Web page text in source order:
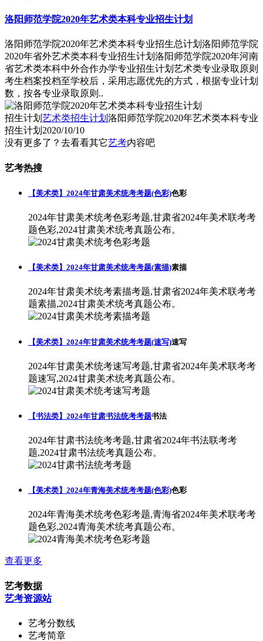
洛阳师范学院2020年艺术类本科专业招生计划
洛阳师范学院2020年艺术类本科专业招生总计划洛阳师范学院
2020年省外艺术类本科专业招生计划洛阳师范学院2020年河南
省艺术类本科中外合作办学专业招生计划艺术类专业录取原则
考生档案投档至学校后，采用志愿优先的方式，根据专业计划
数，按各专业录取原则..
招生计划 艺术类招生计划 洛阳师范学院2020年艺术类本科专业
招生计划 2020/10/10
没有更多了？去看看其它艺考内容吧
艺考热搜
【美术类】2024年甘肃美术统考考题(色彩)色彩
2024年甘肃美术统考色彩考题,甘肃省2024年美术联考考
题色彩,2024甘肃美术统考真题公布。
【美术类】2024年甘肃美术统考考题(素描)素描
2024年甘肃美术统考素描考题,甘肃省2024年美术联考考
题素描,2024甘肃美术统考真题公布。
【美术类】2024年甘肃美术统考考题(速写)速写
2024年甘肃美术统考速写考题,甘肃省2024年美术联考考
题速写,2024甘肃美术统考真题公布。
【书法类】2024年甘肃书法统考考题书法
2024年甘肃书法统考考题,甘肃省2024年书法联考考
题,2024甘肃书法统考真题公布。
【美术类】2024年青海美术统考考题(色彩)色彩
2024年青海美术统考色彩考题,青海省2024年美术联考考
题色彩,2024青海美术统考真题公布。
查看更多
艺考数据
艺考资源站
艺考分数线
艺考简章